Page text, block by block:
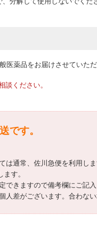
薬品をお届けさせていただ
ください。
です。
通常、佐川急便を利用しま
す。
きますので備考欄にご記入
人差がございます。合わな